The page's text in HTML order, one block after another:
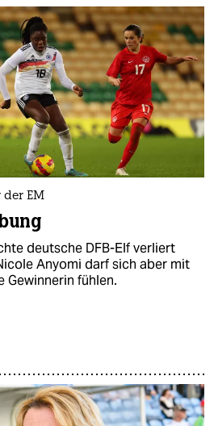
der EM
deutsche DFB-Elf verliert
Anyomi darf sich aber mit
Gewinnerin fühlen.